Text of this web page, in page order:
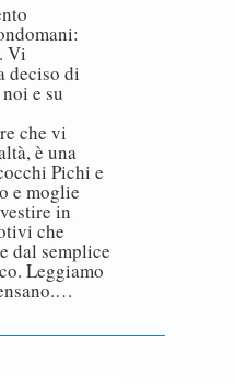
Vi
deciso di
e su
che vi
è una
Pichi e
e moglie
in
che
dal semplice
Leggiamo